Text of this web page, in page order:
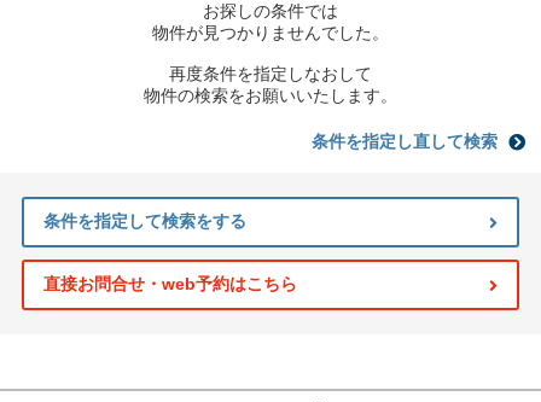
お探しの条件では
物件が見つかりませんでした。
再度条件を指定しなおして
物件の検索をお願いいたします。
条件を指定し直して検索
条件を指定して検索をする
直接お問合せ・web予約はこちら